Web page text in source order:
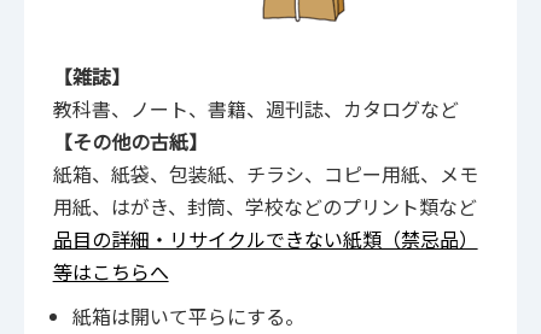
【雑誌】
教科書、ノート、書籍、週刊誌、カタログなど
【その他の古紙】
紙箱、紙袋、包装紙、チラシ、コピー用紙、メモ
用紙、はがき、封筒、学校などのプリント類など
品目の詳細・リサイクルできない紙類（禁忌品）
等はこちらへ
紙箱は開いて平らにする。